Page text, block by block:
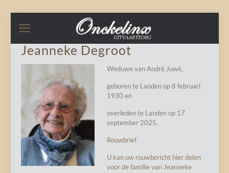
Jeanneke Degroot
Weduwe van André Juwé,
geboren te Landen op 8 februari
1930 en
overleden te Landen op 17
september 2025.
Rouwbrief
U kan uw rouwbericht hier delen
voor de familie van Jeanneke